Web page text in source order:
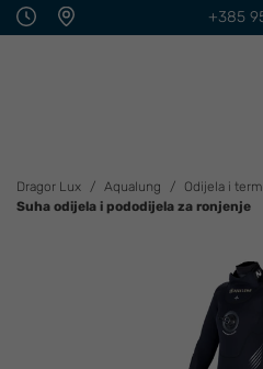
+385
Dragor Lux Aqualung
Odijela i
Suha odijela i pododijela za ronjenje